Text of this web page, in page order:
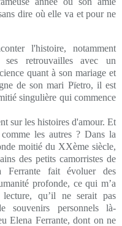
dire où elle va et pour ne
l'histoire, notamment
ses retrouvailles avec un
quant à son mariage et
de son mari Pïetro, il est
singulière qui commence
sur les histoires d'amour. Et
les autres ? Dans la
moitié du XXème siècle,
des petits camorristes de
Ferrante fait évoluer des
profonde, ce qui m’a
qu’il ne serait pas
personnels là-
Elena Ferrante, dont on ne